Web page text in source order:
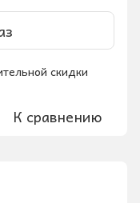
скидки
К сравнению